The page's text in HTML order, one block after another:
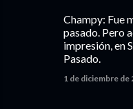
Champy: Fue
pasado. Pero
impresión, en
Pasado.
1 de diciembre de